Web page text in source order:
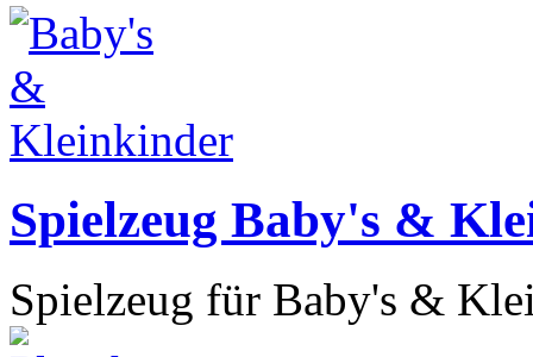
Spielzeug Baby's &
Spielzeug für Baby's &